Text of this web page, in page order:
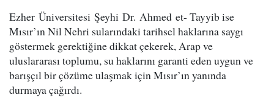
Ezher Üniversitesi Şeyhi Dr. Ahmed et- Tayyib ise
Mısır’ın Nil Nehri sularındaki tarihsel haklarına saygı
göstermek gerektiğine dikkat çekerek, Arap ve
uluslararası toplumu, su haklarını garanti eden uygun ve
barışçıl bir çözüme ulaşmak için Mısır’ın yanında
durmaya çağırdı.